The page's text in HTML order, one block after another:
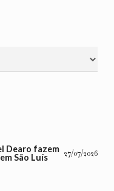
Dearo fazem
São Luís
27/07/2026